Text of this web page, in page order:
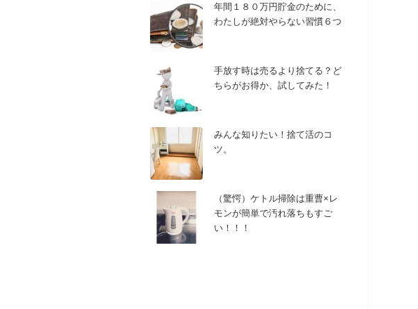
年間１８０万円貯金のために、
わたしが絶対やらない習慣６つ
手放す時は売るより捨てる？ど
ちらがお得か、試してみた！
みんな知りたい！捨て活のコ
ツ。
（驚愕）ケトル掃除は重曹×レ
モンが簡単で汚れ落ちもすご
い！！！